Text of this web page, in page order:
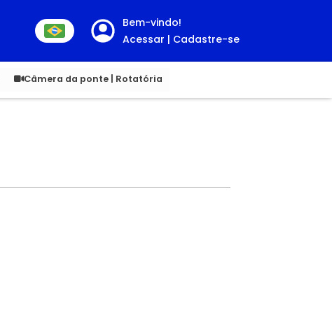
Bem-vindo!
Acessar | Cadastre-se
Câmera da ponte | Rotatória
1.00